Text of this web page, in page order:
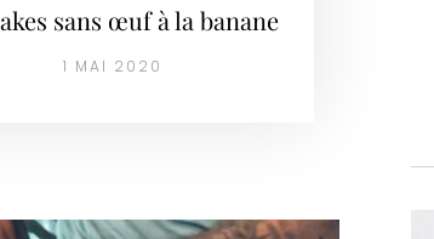
sans œuf à la banane
1 MAI 2020